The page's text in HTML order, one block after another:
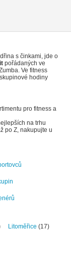
dřina s činkami, jde o
pořádaných ve
Ve fitness
hodiny
pro fitness a
na trhu
po Z, nakupujte u
Litoměřice (17)